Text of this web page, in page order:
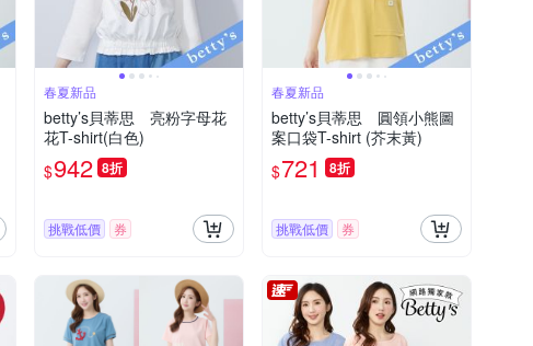
春夏新品
betty’s貝蒂思 亮粉字母花
花T-shirt(白色)
$942 8折
挑戰低價 券
春夏新品
betty’s貝蒂思 圓領小熊圖
案口袋T-shirt (芥末黃)
$721 8折
挑戰低價 券